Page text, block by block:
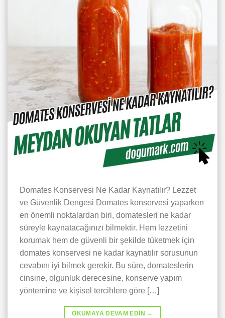
Domates Konservesi Ne Kadar Kaynatılır? Lezzet
ve Güvenlik Dengesi Domates konservesi yaparken
en önemli noktalardan biri, domatesleri ne kadar
süreyle kaynatacağınızı bilmektir. Hem lezzetini
korumak hem de güvenli bir şekilde tüketmek için
domates konservesi ne kadar kaynatılır sorusunun
cevabını iyi bilmek gerekir. Bu süre, domateslerin
cinsine, olgunluk derecesine, konserve yapım
yöntemine ve kişisel tercihlere göre […]
OKUMAYA DEVAM EDIN →